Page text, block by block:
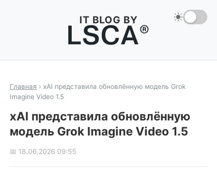
IT BLOG BY
Главная › xAI представила обновлённую модель Grok
Imagine Video 1.5
xAI представила обновлённую
модель Grok Imagine Video 1.5
📅 18.06.2026 09:55